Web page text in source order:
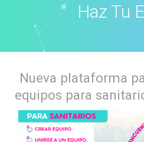
Haz Tu
Nueva plataforma
equipos para